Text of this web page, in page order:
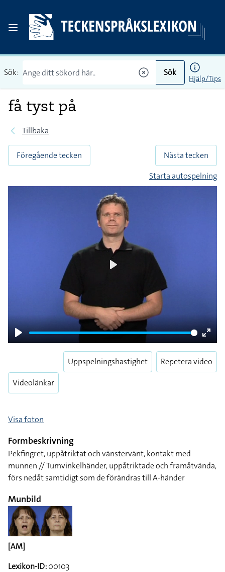
Sök: Sök
Hjälp/Tips
få tyst på
Tillbaka
Föregående tecken
Nästa tecken
Starta autospelning
Play
Enter
Videolänkar
Uppspelningshastighet Repetera video
Visa foton
Formbeskrivning
Pekfingret, uppåtriktat och vänstervänt, kontakt med
munnen // Tumvinkelhänder, uppåtriktade och framåtvända,
förs nedåt samtidigt som de förändras till A-händer
Munbild
[AM]
Lexikon-ID:00103